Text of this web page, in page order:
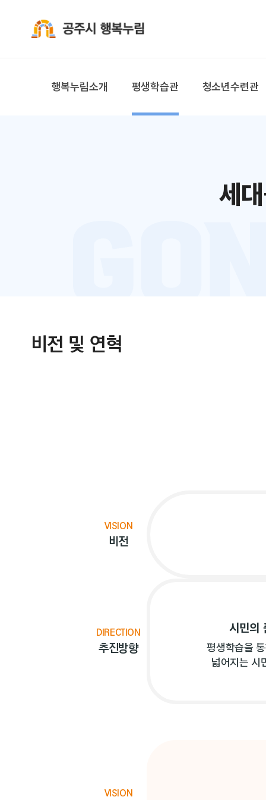
행복누림소개 평생학습관 청소년수련관
세
비전 및 연혁
VISION
비전
DIRECTION
추진방향
시민의
평생학습을
넓어지는 시
VISION